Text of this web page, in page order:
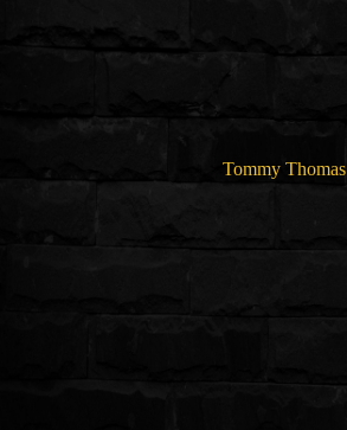
Tommy Thomas